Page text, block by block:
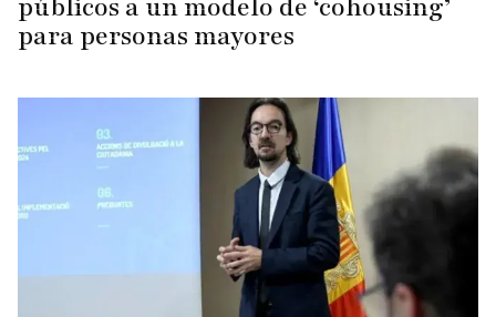
públicos a un modelo de ‘cohousing’
para personas mayores